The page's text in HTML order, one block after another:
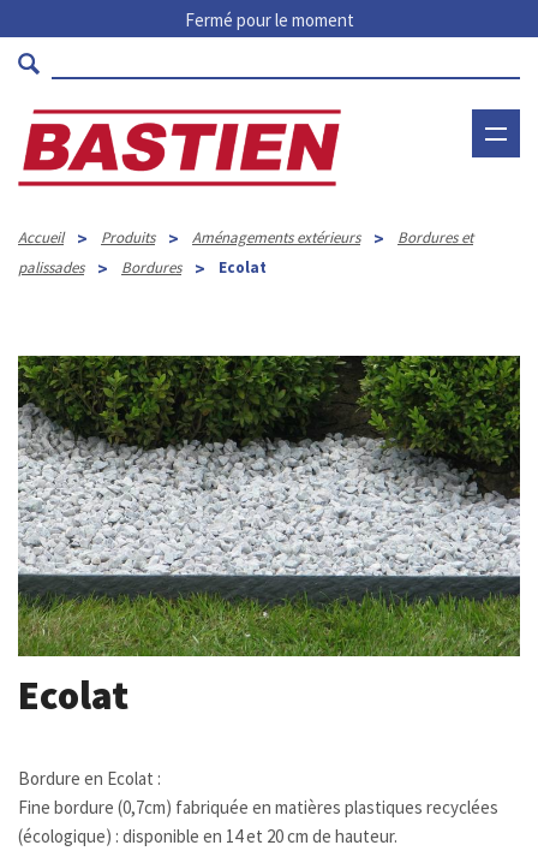
Fermé pour le moment
Accueil > Produits > Aménagements extérieurs >
Bordures et
palissades
> Bordures > Ecolat
Ecolat
Bordure en Ecolat :
Fine bordure (0,7cm) fabriquée en matières plastiques recyclées
(écologique) : disponible en 14 et 20 cm de hauteur.